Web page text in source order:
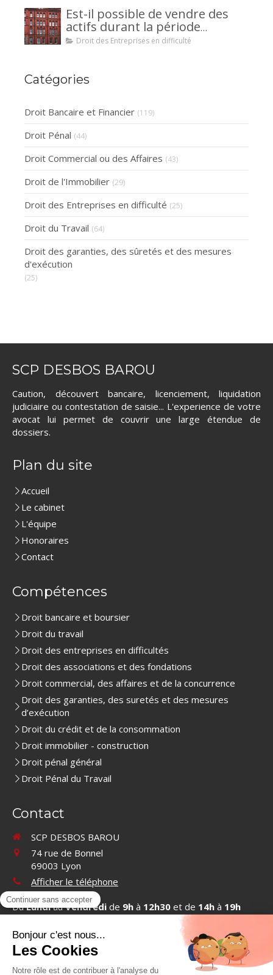
la caution.
Est-il possible de vendre des
actifs durant la période
d’observation d’un
Droit des Entreprises en difficulté
Catégories
Droit Bancaire et Financier (119)
Droit Pénal (44)
Droit Commercial ou des Affaires (43)
Droit de l'Immobilier (29)
Droit des Entreprises en difficulté (25)
Droit du Travail (64)
Droit des garanties, des sûretés et des mesures
d'exécution
(25)
SCP DESBOS BAROU
Caution, découvert bancaire, licenciement, liquidation
judiciaire ou contestation de saisie... L'experience de votre
avocat lui permet de couvrir une large étendue de
dossiers.
Plan du site
Accueil
Le cabinet
L'équipe
Honoraires
Contact
Compétences
Droit bancaire et boursier
Droit du travail
Droit des entreprises en difficultés
Droit des associations et des fondations
Droit commercial, des affaires et de la concurrence
Droit des garanties, des suretés et des mesures
d’exécution
Droit du crédit et de la consommation
Droit immobilier - construction
Droit pénal général
Droit Pénal du Travail
Contact
SCP DESBOS BAROU
74 rue de Bonnel
69003 Lyon
Afficher le téléphone
DuLundiauVendredi de 9h à 12h30 et de 14h à 19h
Contacter SCP DESBOS BAROU